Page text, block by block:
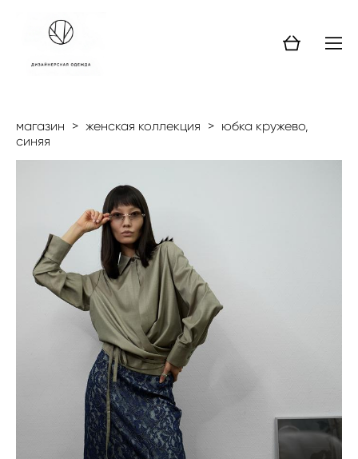
магазин > женская коллекция > юбка кружево,
синяя